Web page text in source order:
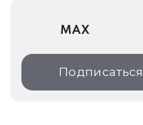
MAX
Подписаться